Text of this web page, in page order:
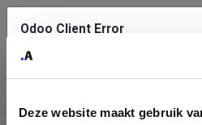
Deze website maakt gebruik
Odoo Client Error